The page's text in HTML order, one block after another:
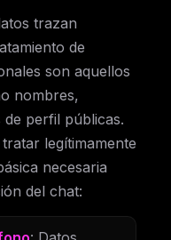
trazan
de
son aquellos
nombres,
perfil públicas.
legítimamente
necesaria
del chat: